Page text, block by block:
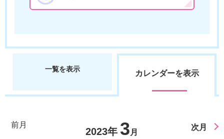
一覧を表示 カレンダーを表示
前月
2023年 3 月
次月